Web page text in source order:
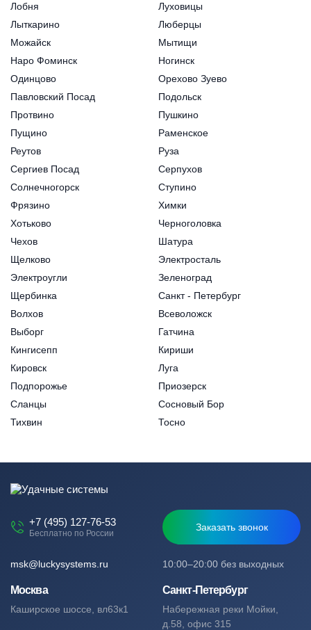
Лобня
Луховицы
Лыткарино
Люберцы
Можайск
Мытищи
Наро Фоминск
Ногинск
Одинцово
Орехово Зуево
Павловский Посад
Подольск
Протвино
Пушкино
Пущино
Раменское
Реутов
Руза
Сергиев Посад
Серпухов
Солнечногорск
Ступино
Фрязино
Химки
Хотьково
Черноголовка
Чехов
Шатура
Щелково
Электросталь
Электроугли
Зеленоград
Щербинка
Санкт - Петербург
Волхов
Всеволожск
Выборг
Гатчина
Кингисепп
Кириши
Кировск
Луга
Подпорожье
Приозерск
Сланцы
Сосновый Бор
Тихвин
Тосно
+7 (495) 127-76-53
Бесплатно по России
Заказать звонок
10:00–20:00 без выходных
msk@luckysystems.ru
Москва
Каширское шоссе, вл63к1
Санкт-Петербург
Набережная реки Мойки,
д.58, офис 315